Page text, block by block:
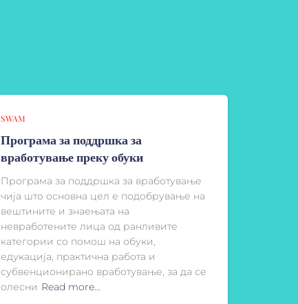
SWAM
Програма за поддршка за
вработување преку обуки
Програма за поддршка за вработување
чија што основна цел е подобрување на
вештините и знаењата на
невработените лица од ранливите
категории со помош на обуки,
едукација, практична работа и
субвенционирано вработување, за да се
олесни Read more…